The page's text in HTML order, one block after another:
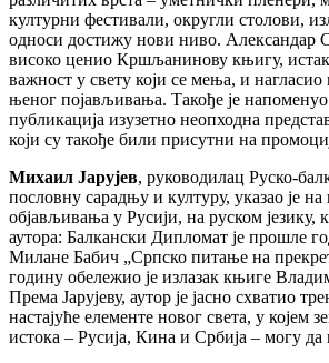
културни фестивали, округли столови,
односи достижу нови ниво. Александар
високо ценио Кршљанинову књигу,
важност у свету који се мења, и
њеног појављивања. Такође је напоменуо
публикација изузетно неопходна
који су такође били присутни на
Михаил Јарујев, руководилац Руско-
пословну сарадњу и културу, указао је
објављивања у Русији, на руском језику,
аутора: Балкански Дипломат је прошле
Милане Бабич „Српско питање на
годину обележио је излазак књиге
Према Јарујеву, аутор је јасно схватио
настајуће елементе новог света, у којем
истока – Русија, Кина и Србија – могу да